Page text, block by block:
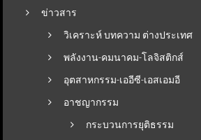
ข่าวสาร
วิเคราะห์ บทความ ต่างประเทศ
พลังงาน-คมนาคม-โลจิสติกส์
อุตสาหกรรม-เออีซี-เอสเอมอี
อาชญากรรม
กระบวนการยุติธรรม